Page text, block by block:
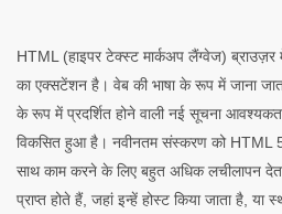
HTML (हाइपर टेक्स्ट मार्कअप लैंग्वेज) ब्राउज़र
का एक्सटेंशन है। वेब की भाषा के रूप में जाना
के रूप में प्रदर्शित होने वाली नई सूचना
विकसित हुआ है। नवीनतम संस्करण को HTML
साथ काम करने के लिए बहुत अधिक लचीलापन
प्राप्त होते हैं, जहां इन्हें होस्ट किया जाता है, या